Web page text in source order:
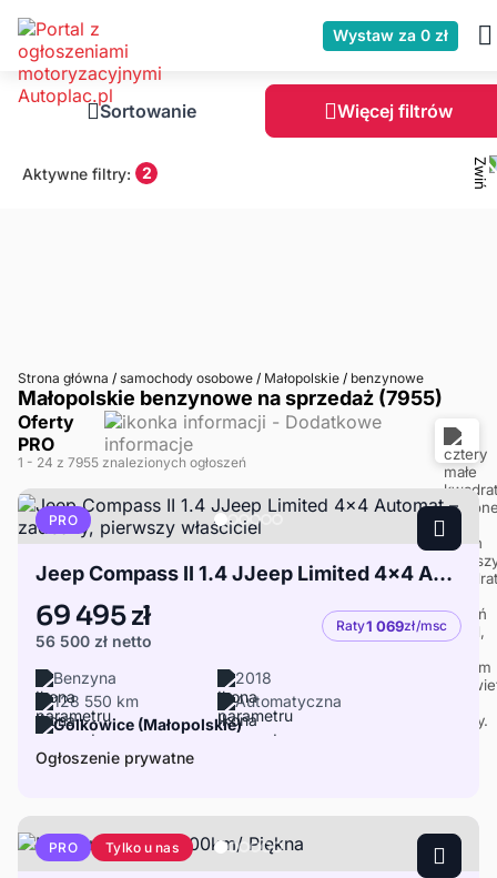
Wystaw za 0 zł
Sortowanie Więcej filtrów
Aktywne filtry: 2
Strona główna / samochody osobowe / Małopolskie / benzynowe
Małopolskie benzynowe na sprzedaż (7955)
Oferty
PRO
1 - 24 z 7955 znalezionych ogłoszeń
PRO
Jeep Compass II 1.4 JJeep Limited 4x4 Automat – zadbany, pierwszy właściciel
69 495 zł
56 500 zł netto
Raty1 069zł/msc
Benzyna
2018
128 550 km
Automatyczna
Golkowice (Małopolskie)
Ogłoszenie prywatne
PRO Tylko u nas